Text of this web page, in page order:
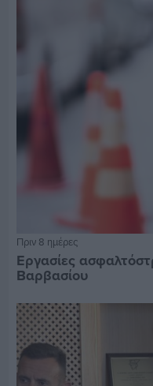
Πριν 8 ημέρες
Εργασίες
Βαρβασίου